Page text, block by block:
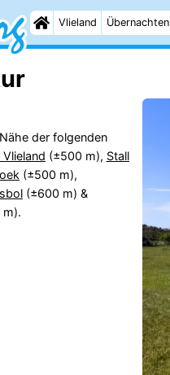
Vlieland Übernachten
der folgenden
Vlieland (±500 m), Stall
(±500 m),
(±600 m) &